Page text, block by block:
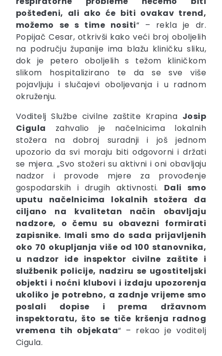
pošteđeni, ali ako će biti ovakav trend,
možemo se s time nositi“ – rekla je dr.
Popijač Cesar, otkrivši kako veći broj oboljelih
na području županije ima blažu kliničku sliku,
dok je petero oboljelih s težom kliničkom
slikom hospitalizirano te da se sve više
pojavljuju i slučajevi oboljevanja i u radnom
okruženju.
Voditelj Službe civilne zaštite Krapina Josip
Cigula zahvalio je načelnicima lokalnih
stožera na dobroj suradnji i još jednom
upozorio da svi moraju biti odgovorni i držati
se mjera. „Svo stožeri su aktivni i oni obavljaju
nadzor i provode mjere za provođenje
gospodarskih i drugih aktivnosti. Dali smo
uputu načelnicima lokalnih stožera da
ciljano na kvalitetan način obavljaju
nadzore, o čemu su obavezni formirati
zapisnike. Imali smo do sada prijavljenih
oko 70 okupljanja više od 100 stanovnika,
u nadzor ide inspektor civilne zaštite i
službenik policije, nadziru se ugostiteljski
objekti i noćni klubovi i izdaju upozorenja
ukoliko je potrebno, a zadnje vrijeme smo
poslali dopise i prema državnom
inspektoratu, što se tiče kršenja radnog
vremena tih objekata“ – rekao je voditelj
Cigula.